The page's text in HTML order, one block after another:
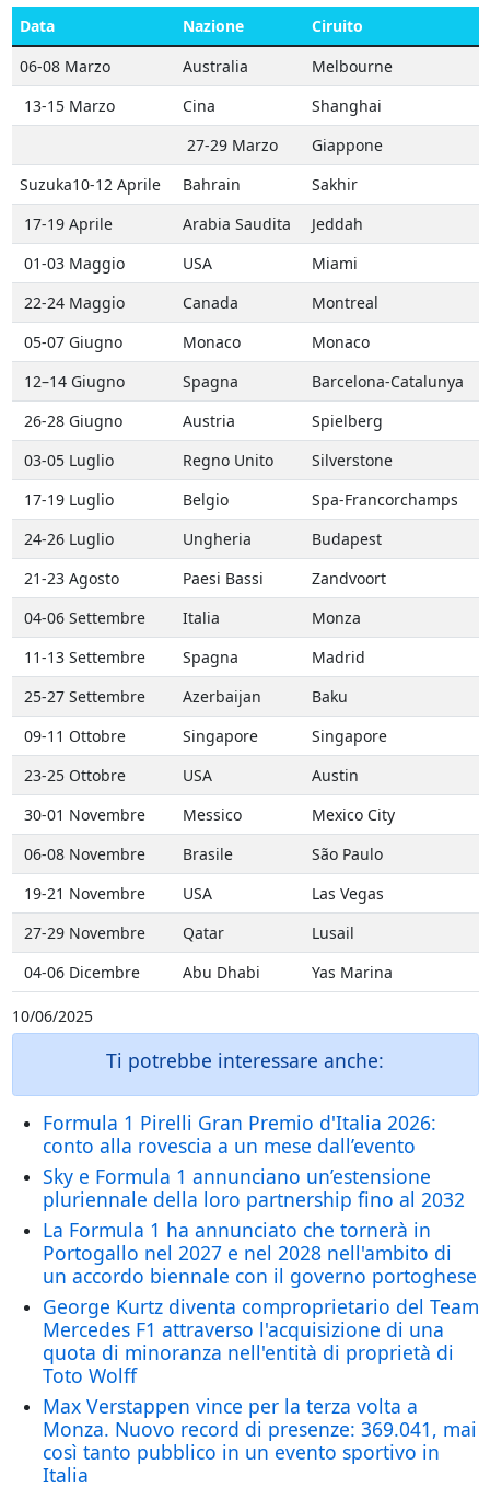
Data Nazione
Ciruito
06-08 Marzo
Australia
Melbourne
13-15 Marzo
Cina
Shanghai
27-29 Marzo
Giappone
Suzuka10-12 Aprile
Bahrain
Sakhir
17-19 Aprile
Arabia Saudita
Jeddah
01-03 Maggio
USA
Miami
22-24 Maggio
Canada
Montreal
05-07 Giugno
Monaco
Monaco
12–14 Giugno
Spagna
Barcelona-Catalunya
26-28 Giugno
Austria
Spielberg
03-05 Luglio
Regno Unito
Silverstone
17-19 Luglio
Belgio
Spa-Francorchamps
24-26 Luglio
Ungheria
Budapest
21-23 Agosto
Paesi Bassi
Zandvoort
04-06 Settembre
Italia
Monza
11-13 Settembre
Spagna
Madrid
25-27 Settembre
Azerbaijan
Baku
09-11 Ottobre
Singapore
Singapore
23-25 Ottobre
USA
Austin
30-01 Novembre
Messico
Mexico City
06-08 Novembre
Brasile
São Paulo
19-21 Novembre
USA
Las Vegas
27-29 Novembre
Qatar
Lusail
04-06 Dicembre
Abu Dhabi Yas Marina
10/06/2025
Ti potrebbe interessare anche:
Formula 1 Pirelli Gran Premio d'Italia 2026:
conto alla rovescia a un mese dall’evento
Sky e Formula 1 annunciano un’estensione
pluriennale della loro partnership fino al 2032
La Formula 1 ha annunciato che tornerà in
Portogallo nel 2027 e nel 2028 nell'ambito di
un accordo biennale con il governo portoghese
George Kurtz diventa comproprietario del Team
Mercedes F1 attraverso l'acquisizione di una
quota di minoranza nell'entità di proprietà di
Toto Wolff
Max Verstappen vince per la terza volta a
Monza. Nuovo record di presenze: 369.041, mai
così tanto pubblico in un evento sportivo in
Italia